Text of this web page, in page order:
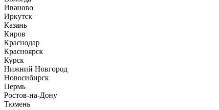
Иваново
Иркутск
Казань
Киров
Краснодар
Красноярск
Курск
Нижний Новгород
Новосибирск
Пермь
Ростов-на-Дону
Тюмень